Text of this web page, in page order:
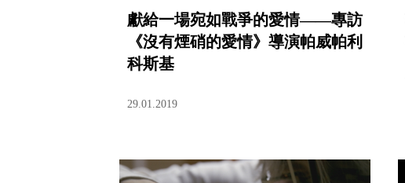
獻給一場宛如戰爭的愛情——專訪
《沒有煙硝的愛情》導演帕威帕利
科斯基
29.01.2019